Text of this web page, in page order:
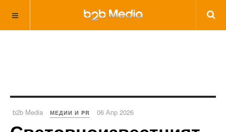
b2b Media МЕДИИ И PR 06 Апр 2026